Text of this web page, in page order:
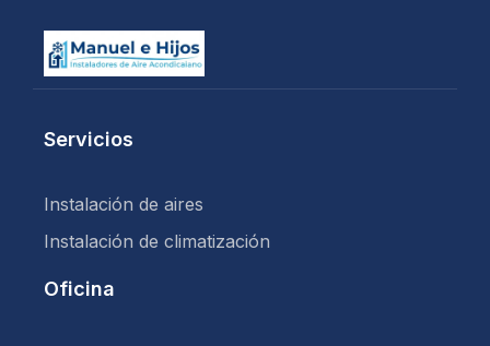
Servicios
Instalación de aires
Instalación de climatización
Oficina